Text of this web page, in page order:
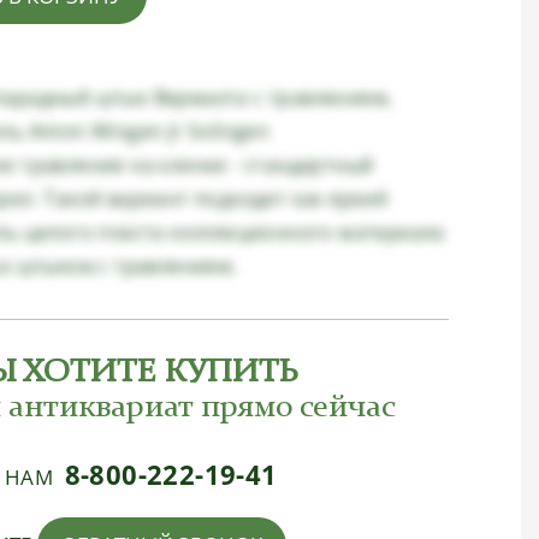
штык Вермахта с травлением,
Anton Wingen Jr Solingen
травление на клинке - стандартный
Такой вариант подходит как яркий
целого пласта коллекционного материала
штыков с травлением.
ХОТИТЕ КУПИТЬ
прямо сейчас
НАМ 8-800-222-19-41